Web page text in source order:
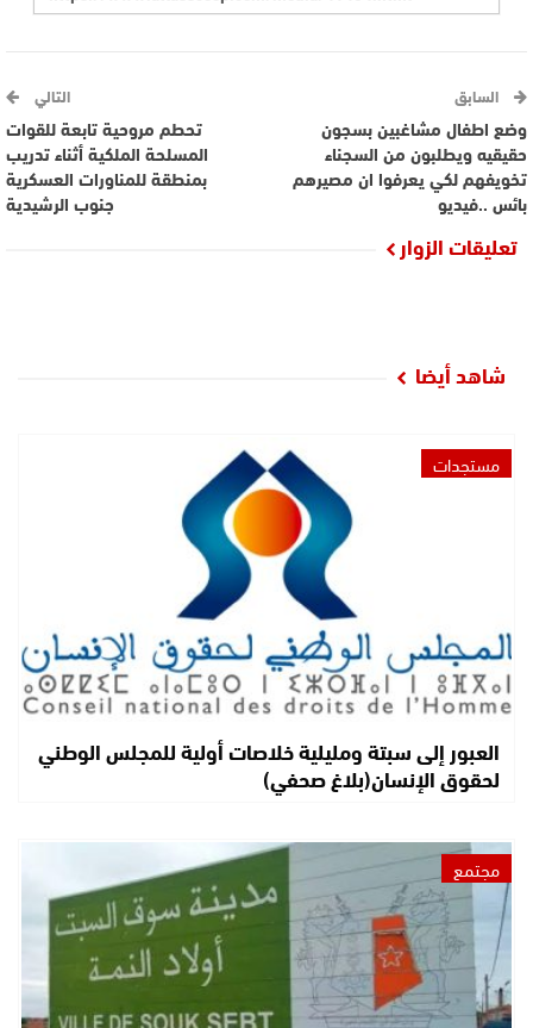
السابق
وضع اطفال مشاغبين بسجون
حقيقيه ويطلبون من السجناء
تخويفهم لكي يعرفوا ان مصيرهم
بائس ..فيديو
التالي
تحطم مروحية تابعة للقوات
المسلحة الملكية أثناء تدريب
بمنطقة للمناورات العسكرية
جنوب الرشيدية
تعليقات الزوار
شاهد أيضا
مستجدات
العبور إلى سبتة ومليلية خلاصات أولية للمجلس الوطني
لحقوق الإنسان(بلاغ صحفي)
مجتمع